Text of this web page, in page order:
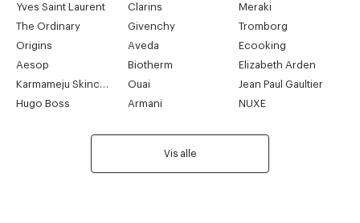
Yves Saint Laurent
Clarins
Meraki
The Ordinary
Givenchy
Tromborg
Origins
Aveda
Ecooking
Aesop
Biotherm
Elizabeth Arden
Ouai
Jean Paul Gaultier
Hugo Boss
Armani NUXE
Vis alle